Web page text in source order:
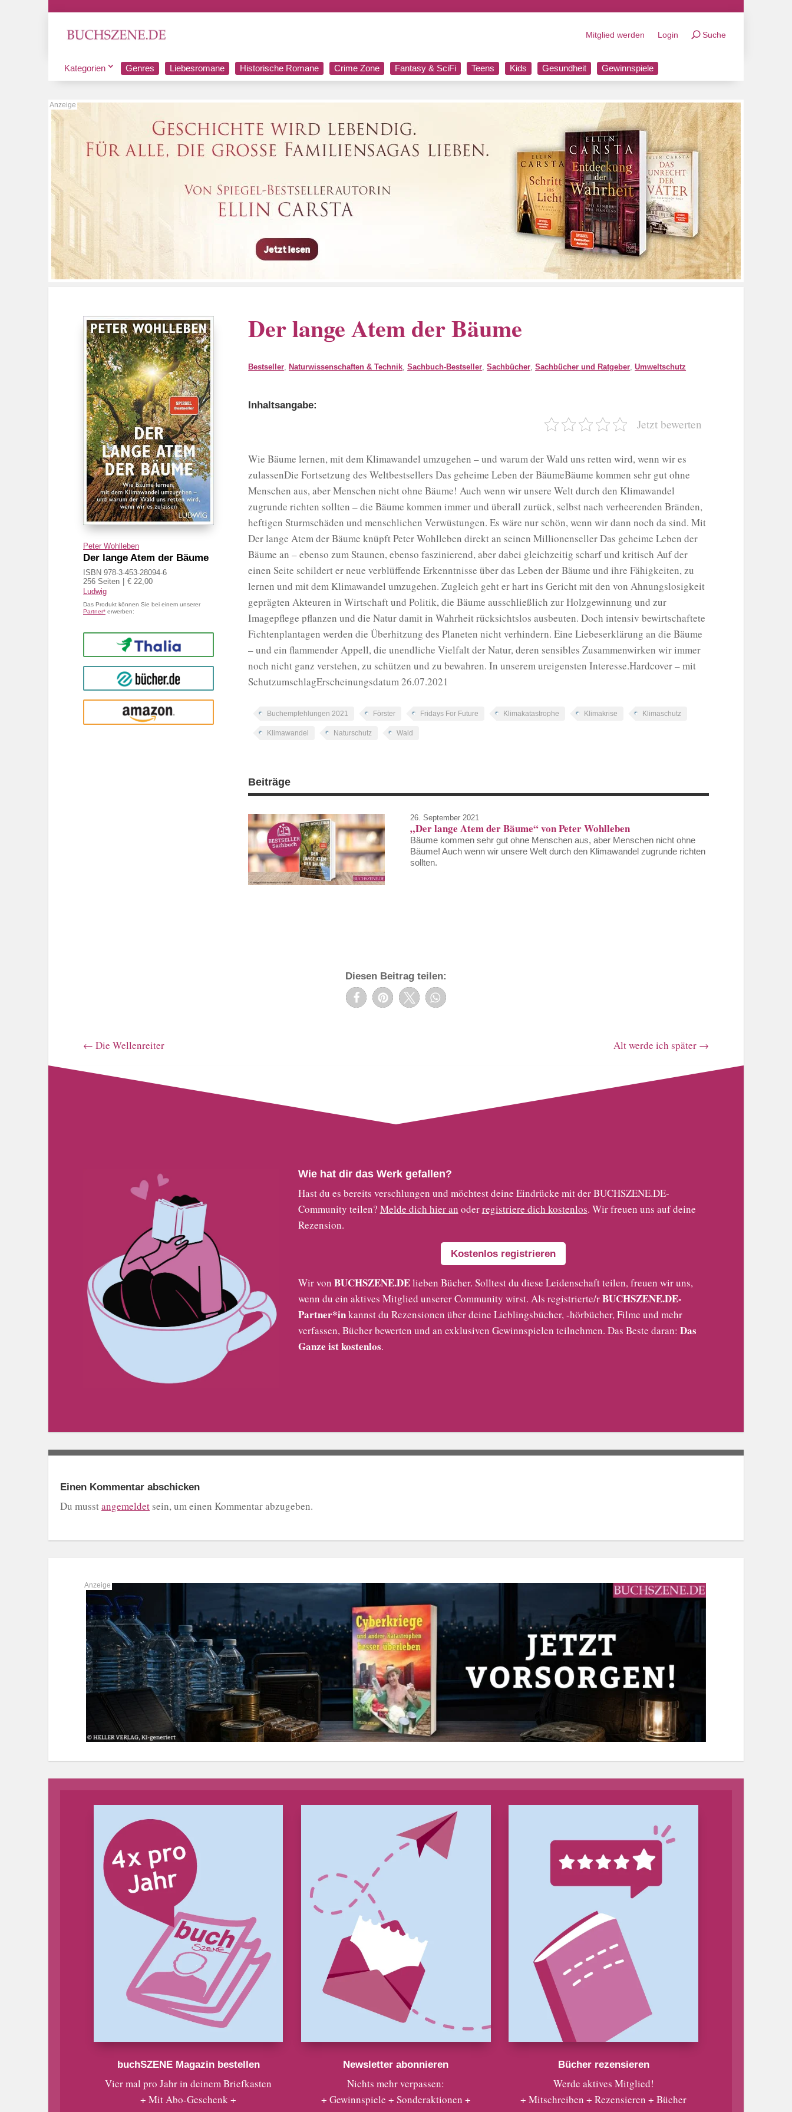
Mitglied werden Login Suche
Kategorien Genres Liebesromane Historische Romane Crime Zone Fantasy & SciFi Teens Kids Gesundheit Gewinnspiele
Peter Wohlleben
Der lange Atem der Bäume
ISBN 978-3-453-28094-6
256 Seiten
€ 22,00
Ludwig
Das Produkt können Sie bei einem unserer
Partner* erwerben:
Thalia
buecher.de
Amazon
Der lange Atem der Bäume
Bestseller, Naturwissenschaften & Technik,Sachbuch-Bestseller,Sachbücher,Sachbücher und Ratgeber,Umweltschutz
Inhaltsangabe:
Jetzt bewerten
Wie Bäume lernen, mit dem Klimawandel umzugehen – und warum der Wald uns retten wird, wenn wir es
zulassenDie Fortsetzung des Weltbestsellers Das geheime Leben der BäumeBäume kommen sehr gut ohne
Menschen aus, aber Menschen nicht ohne Bäume! Auch wenn wir unsere Welt durch den Klimawandel
zugrunde richten sollten – die Bäume kommen immer und überall zurück, selbst nach verheerenden Bränden,
heftigen Sturmschäden und menschlichen Verwüstungen. Es wäre nur schön, wenn wir dann noch da sind. Mit
Der lange Atem der Bäume knüpft Peter Wohlleben direkt an seinen Millionenseller Das geheime Leben der
Bäume an – ebenso zum Staunen, ebenso faszinierend, aber dabei gleichzeitig scharf und kritisch Auf der
einen Seite schildert er neue verblüffende Erkenntnisse über das Leben der Bäume und ihre Fähigkeiten, zu
lernen und mit dem Klimawandel umzugehen. Zugleich geht er hart ins Gericht mit den von Ahnungslosigkeit
geprägten Akteuren in Wirtschaft und Politik, die Bäume ausschließlich zur Holzgewinnung und zur
Imagepflege pflanzen und die Natur damit in Wahrheit rücksichtslos ausbeuten. Doch intensiv bewirtschaftete
Fichtenplantagen werden die Überhitzung des Planeten nicht verhindern. Eine Liebeserklärung an die Bäume
– und ein flammender Appell, die unendliche Vielfalt der Natur, deren sensibles Zusammenwirken wir immer
noch nicht ganz verstehen, zu schützen und zu bewahren. In unserem ureigensten Interesse.Hardcover – mit
SchutzumschlagErscheinungsdatum 26.07.2021
Buchempfehlungen 2021 Förster Fridays For Future Klimakatastrophe Klimakrise Klimaschutz
Klimawandel Naturschutz Wald
Beiträge
26. September 2021
„Der lange Atem der Bäume“ von Peter Wohlleben
Bäume kommen sehr gut ohne Menschen aus, aber Menschen nicht ohne
Bäume! Auch wenn wir unsere Welt durch den Klimawandel zugrunde richten
sollten.
Diesen Beitrag teilen:
← Die Wellenreiter Alt werde ich später →
Wie hat dir das Werk gefallen?
Hast du es bereits verschlungen und möchtest deine Eindrücke mit der BUCHSZENE.DE-
Community teilen? Melde dich hier an oderregistriere dich kostenlos. Wir freuen uns auf deine
Rezension.
Kostenlos registrieren
Wir von BUCHSZENE.DElieben Bücher. Solltest du diese Leidenschaft teilen, freuen wir uns,
wenn du ein aktives Mitglied unserer Community wirst. Als registrierte/rBUCHSZENE.DE-
Partner*inkannst du Rezensionen über deine Lieblingsbücher, -hörbücher, Filme und mehr
verfassen, Bücher bewerten und an exklusiven Gewinnspielen teilnehmen. Das Beste daran: Das
Ganze ist kostenlos.
Einen Kommentar abschicken
Du musstangemeldet sein, um einen Kommentar abzugeben.
buchSZENE Magazin bestellen
Vier mal pro Jahr in deinem Briefkasten
+ Mit Abo-Geschenk +
Newsletter abonnieren
Nichts mehr verpassen:
+ Gewinnspiele + Sonderaktionen +
Bücher rezensieren
Werde aktives Mitglied!
+ Mitschreiben + Rezensieren + Bücher